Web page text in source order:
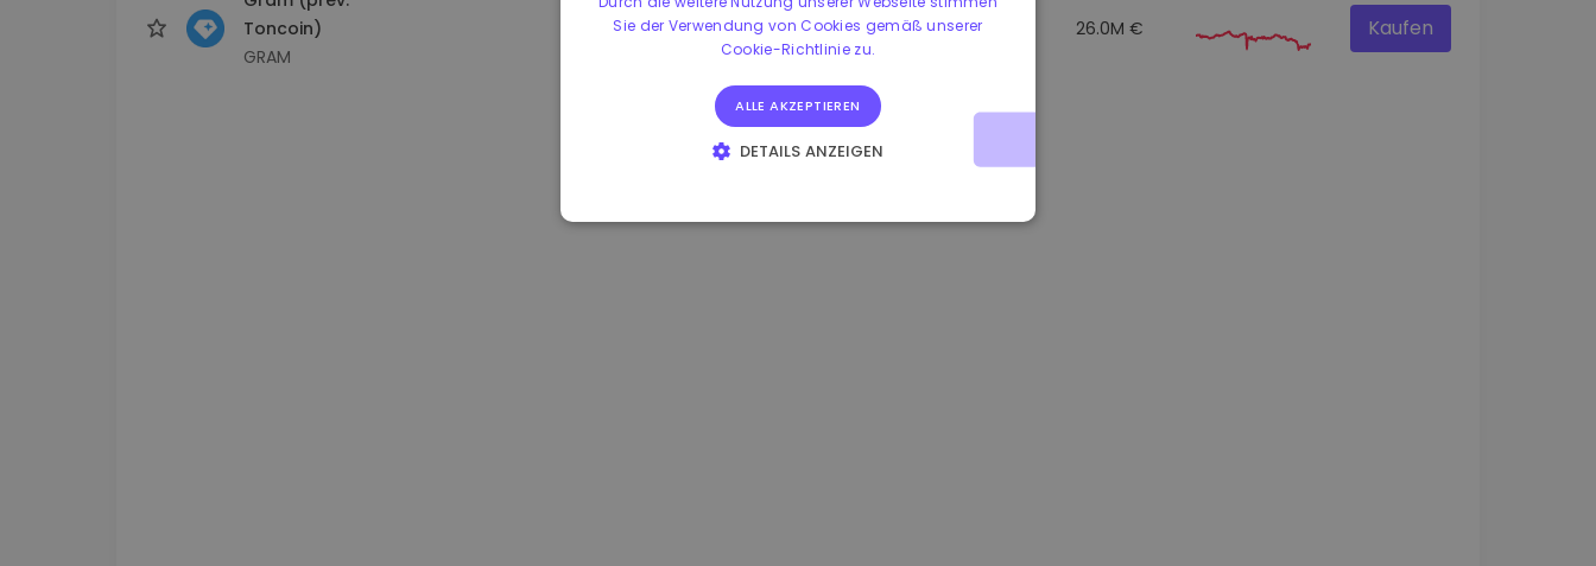
Toncoin)
GRAM
1.170000 € -1.80% 3.2B € 26.0M € Kaufen
Sie der Verwendung von Cookies gemäß unserer
Cookie-Richtlinie zu.
ALLE AKZEPTIEREN
DETAILS ANZEIGEN